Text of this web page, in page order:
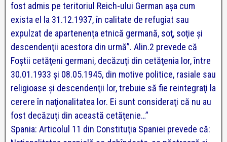
fost admis pe teritoriul Reich-ului German aşa cum
exista el la 31.12.1937, în calitate de refugiat sau
expulzat de apartenenţa etnică germană, soţ, soţie şi
descendenţii acestora din urmă”. Alin.2 prevede că
Foştii cetăţeni germani, decăzuţi din cetăţenia lor, între
30.01.1933 şi 08.05.1945, din motive politice, rasiale sau
religioase şi descendenţii lor, trebuie să fie reintegraţi la
cerere în naţionalitatea lor. Ei sunt consideraţi că nu au
fost decăzuţi din această cetăţenie…”
Spania: Articolul 11 din Constituţia Spaniei prevede că: